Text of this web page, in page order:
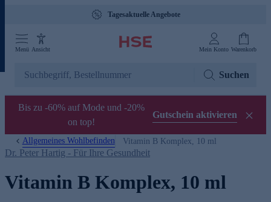
Tagesaktuelle Angebote
Menü Ansicht Mein Konto Warenkorb
Suchen
Bis zu -60% auf Mode und -20%
on top!
Gutschein aktivieren
Allgemeines Wohlbefinden Vitamin B Komplex, 10 ml
Dr. Peter Hartig - Für Ihre Gesundheit
Vitamin B Komplex, 10 ml